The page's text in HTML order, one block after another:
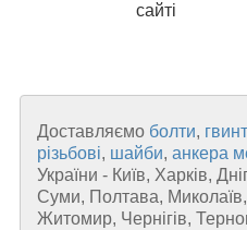
сайті
Доставляємо болти,
різьбові, шайби, анкера
України - Київ, Харків,
Суми, Полтава,
Житомир, Чернігів,